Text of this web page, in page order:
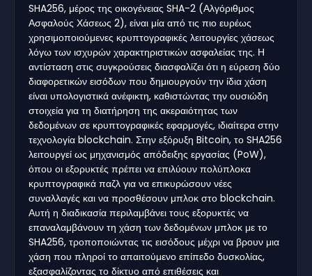
SHA256, μέρος της οικογένειας SHA-2 (Αλγόριθμος
Ασφαλούς Χάσεως 2), είναι μία από τις πιο ευρέως
χρησιμοποιούμενες κρυπτογραφικές λειτουργίες χάσεως
λόγω των ισχυρών χαρακτηριστικών ασφαλείας της. Η
αντίσταση στις συγκρούσεις διασφαλίζει ότι η εύρεση δύο
διαφορετικών εισόδων που δημιουργούν την ίδια χάση
είναι υπολογιστικά ανέφικτη, καθιστώντας την ουσιώδη
στοιχεία για τη διατήρηση της ακεραιότητας των
δεδομένων σε κρυπτογραφικές εφαρμογές, ιδιαίτερα στην
τεχνολογία blockchain. Στην εξόρυξη Bitcoin, το SHA256
λειτουργεί ως μηχανισμός απόδειξης εργασίας (PoW),
όπου οι εξορυκτές πρέπει να επιλύουν πολύπλοκα
κρυπτογραφικά παζλ για να επικυρώσουν νέες
συναλλαγές και να προσθέσουν μπλοκ στο blockchain.
Αυτή η διαδικασία περιλαμβάνει τους εξορυκτές να
επαναλαμβάνουν τη χάση των δεδομένων μπλοκ με το
SHA256, τροποποιώντας τις εισόδους μέχρι να βρουν μια
χάση που πληροί το απαιτούμενο επίπεδο δυσκολίας,
εξασφαλίζοντας το δίκτυο από επιθέσεις και